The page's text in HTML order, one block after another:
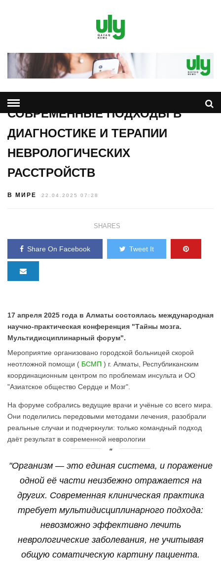
СОВРЕМЕННЫЕ ПОДХОДЫ В
ДИАГНОСТИКЕ И ТЕРАПИИ
НЕВРОЛОГИЧЕСКИХ
РАССТРОЙСТВ
В МИРЕ 22.04.2025 07:28
SHARES
Share On Facebook Tweet It
17 апреля 2025 года в Алматы состоялась международная
научно-практическая конференция "Тайны мозга.
Мультидисциплинарный форум".
Мероприятие организовано городской больницей скорой
неотложной помощи ( БСМП ) г. Алматы, Республиканским
координационным центром по проблемам инсульта и ОО
"Азиатское общество Сердце и Мозг".
На форуме собрались ведущие врачи и учёные со всего мира.
Они поделились передовыми методами лечения, разобрали
реальные случаи и подчеркнули: только командный подход
даёт результат в современной неврологии
"Организм — это единая система, и поражение
одной её части неизбежно отражается на
других. Современная клиническая практика
требует мультидисциплинарного подхода:
невозможно эффективно лечить
неврологические заболевания, не учитывая
общую соматическую картину пациента.